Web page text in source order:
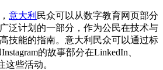
意大利 民众可以从数字教育网页部分
泛计划的一部分，作为公民在技术与
技能的指南。意大利民众可以通过标
的故事部分在LinkedIn、
这些活动。